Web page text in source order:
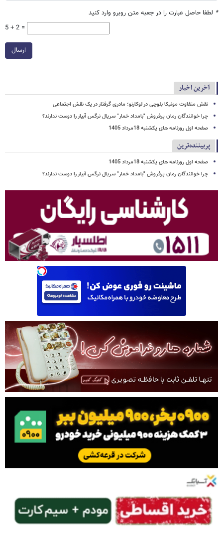
* لطفا حاصل عبارت را در جعبه متن روبرو وارد کنید
5 + 2 =
ارسال
آخرین اخبار
نقش متفاوت مونیکا بلوچی در لوکارنو؛ مادری گرفتار در یک نقش اجتماعی
چرا خوانندگان رمان پرفروش "بامداد خمار" سریال نرگس آبیار را دوست ندارند؟
صفحه اول روزنامه های یکشنبه 18مرداد 1405
پربیننده‌ترین
صفحه اول روزنامه های یکشنبه 18مرداد 1405
چرا خوانندگان رمان پرفروش "بامداد خمار" سریال نرگس آبیار را دوست ندارند؟